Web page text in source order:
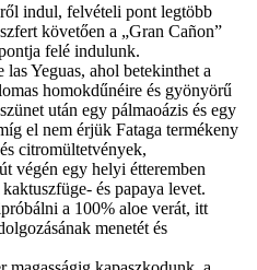
indul, felvételi pont legtöbb
követően a „Gran Cañon”
felé indulunk.
Yeguas, ahol betekinthet a
homokdűnéire és gyönyörű
után egy pálmaoázis és egy
el nem érjük Fataga termékeny
citromültetvények,
végén egy helyi étteremben
és papaya levet.
a 100% aloe verát, itt
menetét és